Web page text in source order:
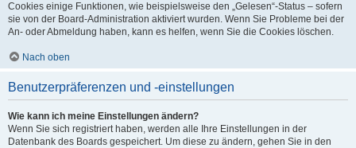
Cookies einige Funktionen, wie beispielsweise den „Gelesen“-Status – sofern
sie von der Board-Administration aktiviert wurden. Wenn Sie Probleme bei der
An- oder Abmeldung haben, kann es helfen, wenn Sie die Cookies löschen.
Nach oben
Benutzerpräferenzen und -einstellungen
Wie kann ich meine Einstellungen ändern?
Wenn Sie sich registriert haben, werden alle Ihre Einstellungen in der
Datenbank des Boards gespeichert. Um diese zu ändern, gehen Sie in den